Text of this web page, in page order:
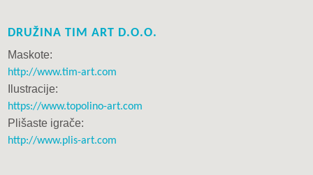
DRUŽINA TIM ART D.O.O.
Maskote:
http://www.tim-art.com
Ilustracije:
https://www.topolino-art.com
Plišaste igrače:
http://www.plis-art.com